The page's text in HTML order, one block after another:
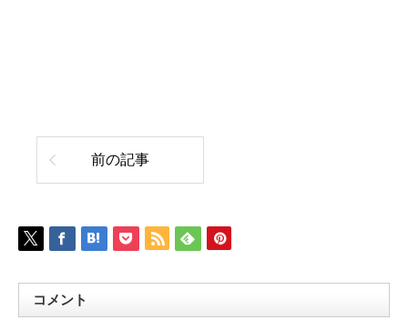
前の記事
コメント